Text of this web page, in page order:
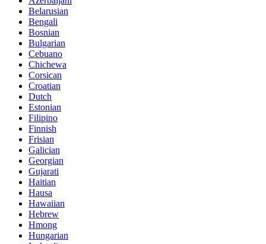
Belarusian
Bengali
Bosnian
Bulgarian
Cebuano
Chichewa
Corsican
Croatian
Dutch
Estonian
Filipino
Finnish
Frisian
Galician
Georgian
Gujarati
Haitian
Hausa
Hawaiian
Hebrew
Hmong
Hungarian